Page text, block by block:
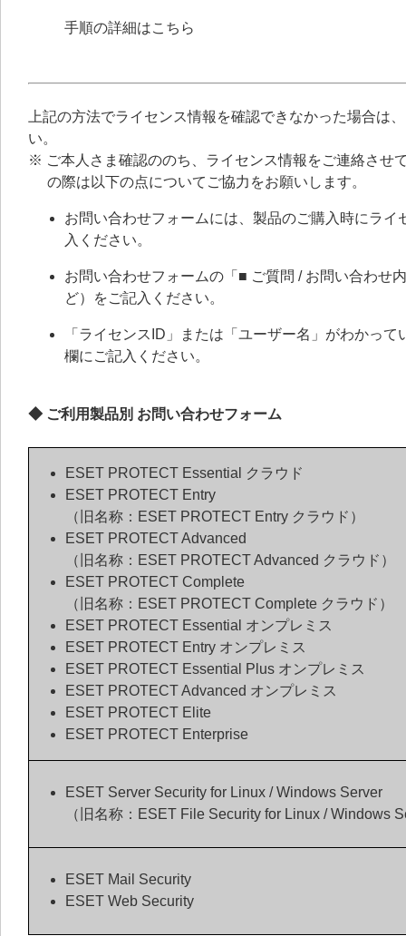
手順の詳細はこちら
上記の方法でライセンス情報を確認できなかった場合は
い。
※ ご本人さま確認ののち、ライセンス情報をご連絡させ
の際は以下の点についてご協力をお願いします。
お問い合わせフォームには、製品のご購入時にラ
入ください。
お問い合わせフォームの「■ ご質問 / お問い合わせ
ど）をご記入ください。
「ライセンスID」または「ユーザー名」がわかっ
欄にご記入ください。
◆ ご利用製品別 お問い合わせフォーム
ESET PROTECT Essential クラウド
ESET PROTECT Entry
（旧名称：ESET PROTECT Entry クラウド）
ESET PROTECT Advanced
（旧名称：ESET PROTECT Advanced クラウド）
ESET PROTECT Complete
（旧名称：ESET PROTECT Complete クラウド）
ESET PROTECT Essential オンプレミス
ESET PROTECT Entry オンプレミス
ESET PROTECT Essential Plus オンプレミス
ESET PROTECT Advanced オンプレミス
ESET PROTECT Elite
ESET PROTECT Enterprise
ESET Server Security for Linux / Windows Server
（旧名称：ESET File Security for Linux / Windows
ESET Mail Security
ESET Web Security